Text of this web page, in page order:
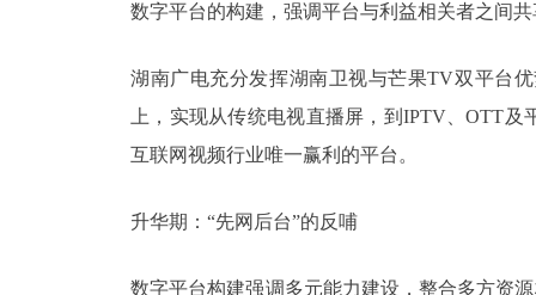
数字平台的构建，强调平台与利益相关者之间
湖南广电充分发挥湖南卫视与芒果TV双平台
上，实现从传统电视直播屏，到IPTV、OTT
互联网视频行业唯一赢利的平台。
升华期：“先网后台”的反哺
数字平台构建强调多元能力建设，整合多方资